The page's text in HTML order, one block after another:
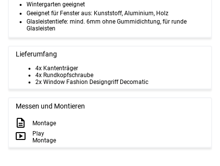
Wintergarten geeignet
Geeignet für Fenster aus: Kunststoff, Aluminium, Holz
Glasleistentiefe: mind. 6mm ohne Gummidichtung, für runde
Glasleisten
Lieferumfang
4x Kantenträger
4x Rundkopfschraube
2x Window Fashion Designgriff Decomatic
Messen und Montieren
Montage
Play
Montage